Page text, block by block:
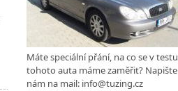
Máte speciální přání, na co se v testu
tohoto auta máme zaměřit? Napište
nám na mail: info@tuzing.cz